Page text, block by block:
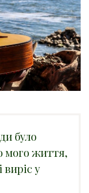
було
мого життя,
виріс у